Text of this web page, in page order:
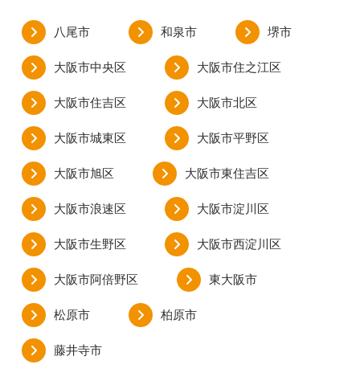
八尾市 和泉市 堺市
大阪市中央区 大阪市住之江区
大阪市住吉区 大阪市北区
大阪市城東区 大阪市平野区
大阪市旭区 大阪市東住吉区
大阪市浪速区 大阪市淀川区
大阪市生野区 大阪市西淀川区
大阪市阿倍野区 東大阪市
松原市 柏原市
藤井寺市